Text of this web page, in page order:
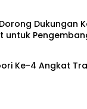
Dukungan
untuk
Ke-4 Angkat